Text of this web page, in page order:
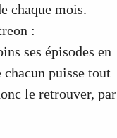
chaque mois.
:
ses épisodes en
puisse tout
le retrouver, par